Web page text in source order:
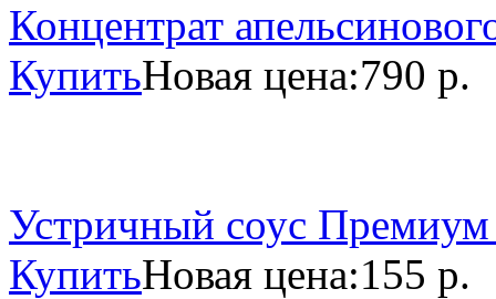
Концентрат
КупитьНовая цена:790 р.
Устричный соус
КупитьНовая цена:155 р.